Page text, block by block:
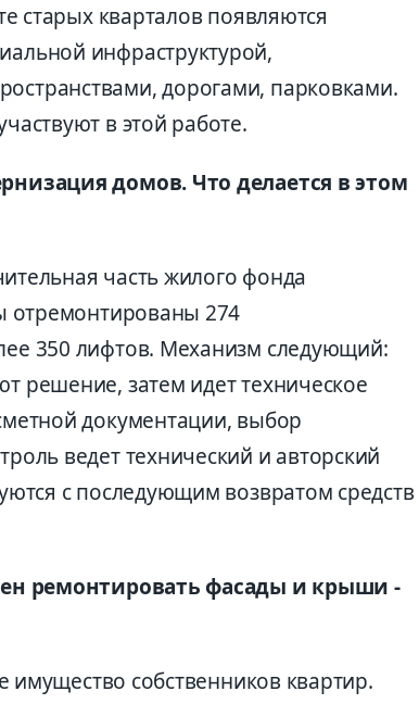
старых кварталов появляются
инфраструктурой,
дорогами, парковками.
в этой работе.
домов. Что делается в этом
часть жилого фонда
отремонтированы 274
350 лифтов. Механизм следующий:
решение, затем идет техническое
документации, выбор
ведет технический и авторский
с последующим возвратом средств
ремонтировать фасады и крыши -
имущество собственников квартир.